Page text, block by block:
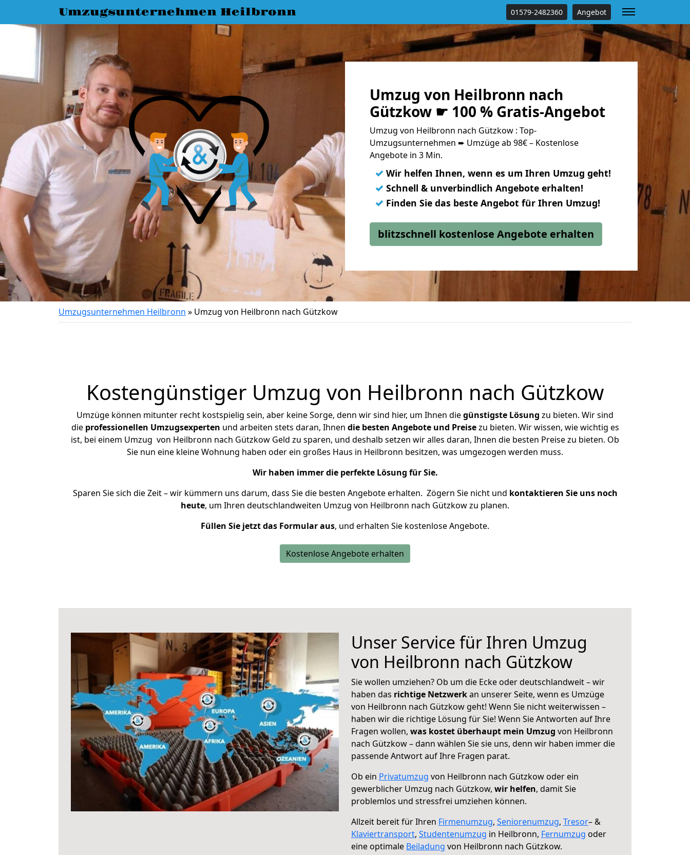
Umzugsunternehmen Heilbronn 01579-2482360 Angebot
Umzug von Heilbronn nach
Gützkow ☛ 100 % Gratis-Angebot
Umzug von Heilbronn nach Gützkow : Top-
Umzugsunternehmen ➨ Umzüge ab 98€ – Kostenlose
Angebote in 3 Min.
✓ Wir helfen Ihnen, wenn es um Ihren Umzug geht!
✓ Schnell & unverbindlich Angebote erhalten!
✓ Finden Sie das beste Angebot für Ihren Umzug!
blitzschnell kostenlose Angebote erhalten
Umzugsunternehmen Heilbronn » Umzug von Heilbronn nach Gützkow
Kostengünstiger Umzug von Heilbronn nach Gützkow
Umzüge können mitunter recht kostspielig sein, aber keine Sorge, denn wir sind hier, um Ihnen diegünstigste Lösung zu bieten. Wir sind
die professionellen Umzugsexperten und arbeiten stets daran, Ihnen die besten Angebote und Preisezu bieten. Wir wissen, wie wichtig es
ist, bei einem Umzug von Heilbronn nach Gützkow Geld zu sparen, und deshalb setzen wir alles daran, Ihnen die besten Preise zu bieten. Ob
Sie nun eine kleine Wohnung haben oder ein großes Haus in Heilbronn besitzen, was umgezogen werden muss.
Wir haben immer die perfekte Lösung für Sie.
Sparen Sie sich die Zeit – wir kümmern uns darum, dass Sie die besten Angebote erhalten. Zögern Sie nicht und kontaktieren Sie uns noch
heute, um Ihren deutschlandweiten Umzug von Heilbronn nach Gützkow zu planen.
Füllen Sie jetzt das Formular aus, und erhalten Sie kostenlose Angebote.
Kostenlose Angebote erhalten
Unser Service für Ihren Umzug
von Heilbronn nach Gützkow
Sie wollen umziehen? Ob um die Ecke oder deutschlandweit – wir
haben das richtige Netzwerkan unserer Seite, wenn es Umzüge
von Heilbronn nach Gützkow geht! Wenn Sie nicht weiterwissen –
haben wir die richtige Lösung für Sie! Wenn Sie Antworten auf Ihre
Fragen wollen, was kostet überhaupt mein Umzug von Heilbronn
nach Gützkow – dann wählen Sie sie uns, denn wir haben immer die
passende Antwort auf Ihre Fragen parat.
Ob ein Privatumzug von Heilbronn nach Gützkow oder ein
gewerblicher Umzug nach Gützkow, wir helfen, damit Sie
problemlos und stressfrei umziehen können.
Allzeit bereit für Ihren Firmenumzug, Seniorenumzug, Tresor– &
Klaviertransport, Studentenumzug in Heilbronn, Fernumzug oder
eine optimale Beiladung von Heilbronn nach Gützkow.